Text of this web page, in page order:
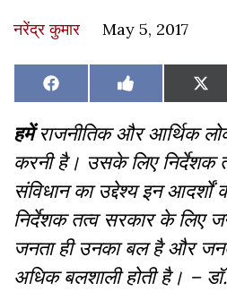
नरेंद्र कुमार May 5, 2017
Share
on
Facebook Share
on
Like
on
Facebook
on
X
हमेंराजनीतिक और आर्थिक
करनी है। उसके लिए निर्देशक
संविधान का उद्देश्य इन
निर्देशक तत्व सरकार के लिए
जनता ही उनका बल है और
अधिक बलशाली होती है। –